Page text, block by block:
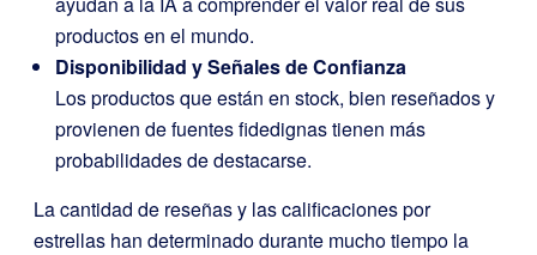
productos en el mundo.
Disponibilidad y Señales de Confianza
Los productos que están en stock, bien reseñados y
provienen de fuentes fidedignas tienen más
probabilidades de destacarse.
La cantidad de reseñas y las calificaciones por
estrellas han determinado durante mucho tiempo la